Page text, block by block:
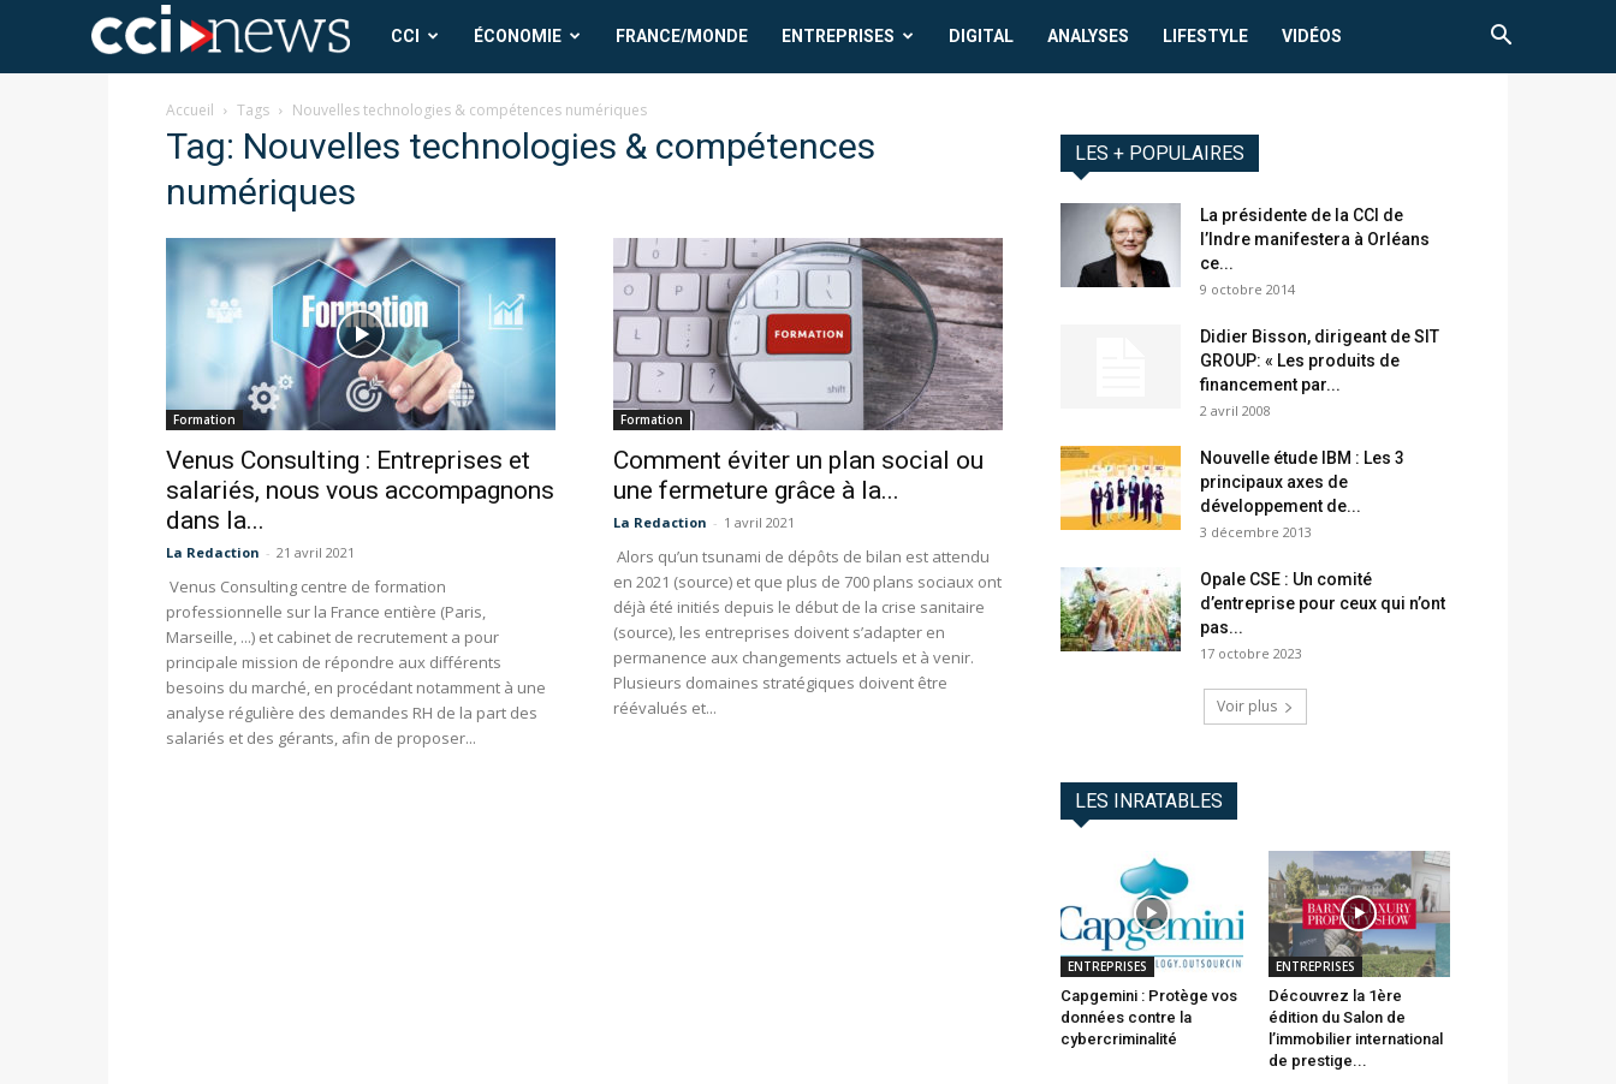
CCI
News
CCI ÉCONOMIE FRANCE/MONDE ENTREPRISES DIGITAL ANALYSES LIFESTYLE VIDÉOS
Accueil Tags Nouvelles technologies & compétences numériques
Tag: Nouvelles technologies & compétences
numériques
Formation
Venus Consulting : Entreprises et
salariés, nous vous accompagnons
dans la...
La Redaction - 21 avril 2021
Venus Consulting centre de formation
professionnelle sur la France entière (Paris,
Marseille, ...) et cabinet de recrutement a pour
principale mission de répondre aux différents
besoins du marché, en procédant notamment à une
analyse régulière des demandes RH de la part des
salariés et des gérants, afin de proposer...
Formation
Comment éviter un plan social ou
une fermeture grâce à la...
La Redaction - 1 avril 2021
Alors qu’un tsunami de dépôts de bilan est attendu
en 2021 (source) et que plus de 700 plans sociaux ont
déjà été initiés depuis le début de la crise sanitaire
(source), les entreprises doivent s’adapter en
permanence aux changements actuels et à venir.
Plusieurs domaines stratégiques doivent être
réévalués et...
LES + POPULAIRES
La présidente de la CCI de
l’Indre manifestera à Orléans
ce...
9 octobre 2014
Didier Bisson, dirigeant de SIT
GROUP: « Les produits de
financement par...
2 avril 2008
Nouvelle étude IBM : Les 3
principaux axes de
développement de...
3 décembre 2013
Opale CSE : Un comité
d’entreprise pour ceux qui n’ont
pas...
17 octobre 2023
Voir plus
LES INRATABLES
ENTREPRISES
Capgemini : Protège vos
données contre la
cybercriminalité
ENTREPRISES
Découvrez la 1ère
édition du Salon de
l’immobilier international
de prestige...